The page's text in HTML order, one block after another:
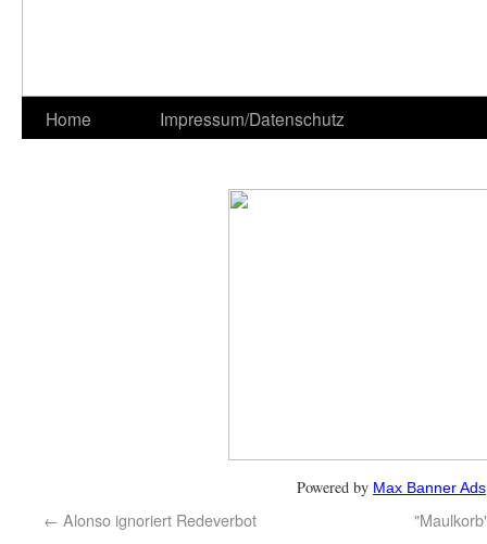
Home Impressum/Datenschutz
Powered by Max Banner Ads
← Alonso ignoriert Redeverbot